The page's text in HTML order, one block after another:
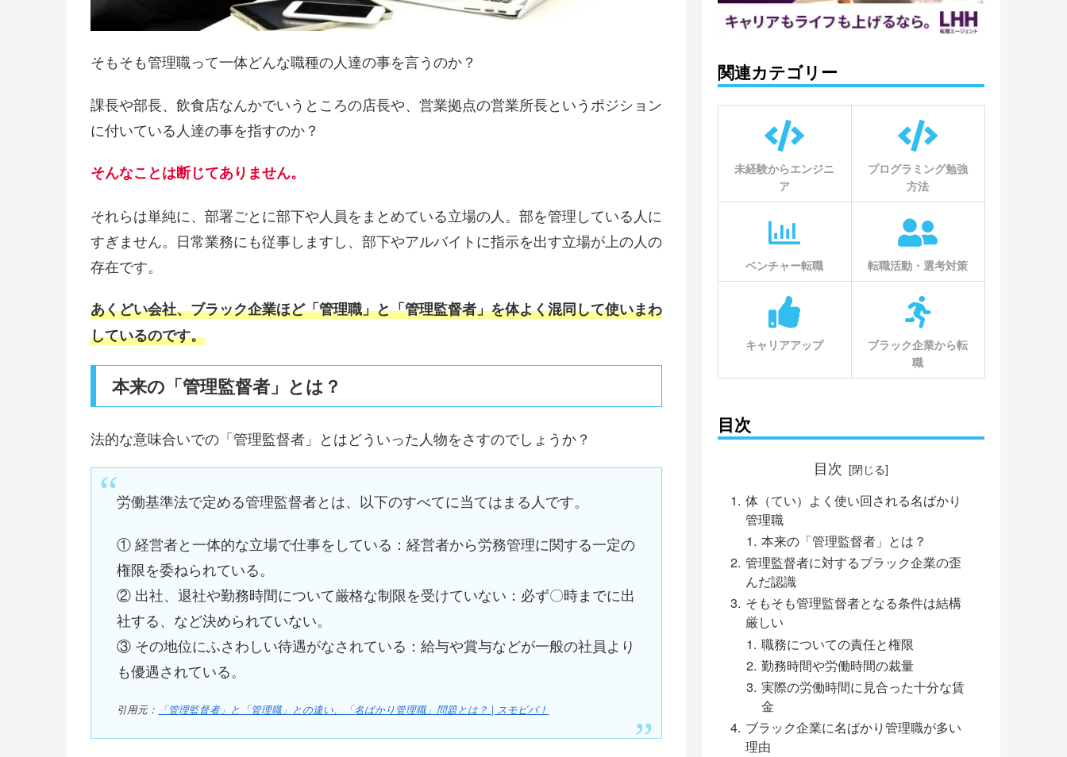
そもそも管理職って一体どんな職種の人達の事を言うのか？
課長や部長、飲食店なんかでいうところの店長や、営業拠点の営業所長というポジション
に付いている人達の事を指すのか？
そんなことは断じてありません。
それらは単純に、部署ごとに部下や人員をまとめている立場の人。部を管理している人に
すぎません。日常業務にも従事しますし、部下やアルバイトに指示を出す立場が上の人の
存在です。
あくどい会社、ブラック企業ほど「管理職」と「管理監督者」を体よく混同して使いまわ
しているのです。
本来の「管理監督者」とは？
法的な意味合いでの「管理監督者」とはどういった人物をさすのでしょうか？
労働基準法で定める管理監督者とは、以下のすべてに当てはまる人です。
① 経営者と一体的な立場で仕事をしている：経営者から労務管理に関する一定の
権限を委ねられている。
② 出社、退社や勤務時間について厳格な制限を受けていない：必ず〇時までに出
社する、など決められていない。
③ その地位にふさわしい待遇がなされている：給与や賞与などが一般の社員より
も優遇されている。
引用元： 「管理監督者」と「管理職」との違い、「名ばかり管理職」問題とは？ | スモビバ！
関連カテゴリー
未経験からエンジニ
ア
プログラミング勉強
方法
ベンチャー転職 転職活動・選考対策
キャリアアップ
ブラック企業から転
職
目次
目次
体（てい）よく使い回される名ばかり
管理職
本来の「管理監督者」とは？
管理監督者に対するブラック企業の歪
んだ認識
そもそも管理監督者となる条件は結構
厳しい
職務についての責任と権限
勤務時間や労働時間の裁量
実際の労働時間に見合った十分な賃
金
ブラック企業に名ばかり管理職が多い
理由